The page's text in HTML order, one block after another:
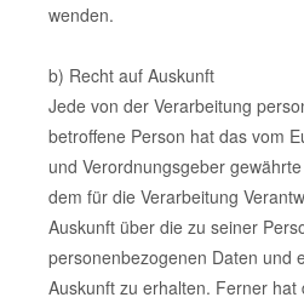
wenden.
b) Recht auf Auskunft
Jede von der Verarbeitung
betroffene Person hat das vom
und Verordnungsgeber
dem für die Verarbeitung
Auskunft über die zu seiner
personenbezogenen Daten und
Auskunft zu erhalten. Ferner hat